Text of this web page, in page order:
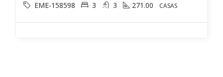
EME-158598 3 3 271.00 CASAS